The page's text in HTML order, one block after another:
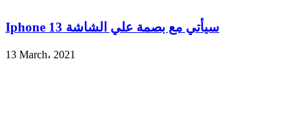
Iphone 13 سيأتي مع بصمة علي الشاشة
13 March، 2021